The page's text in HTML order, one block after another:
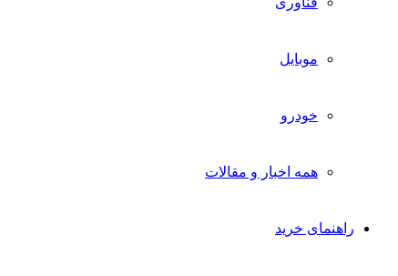
موبایل
خودرو
همه اخبار و مقالات
راهنمای خرید